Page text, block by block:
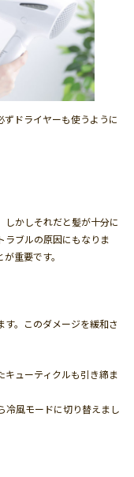
ドライヤーも使うように
しかしそれだと髪が十分に
ラブルの原因にもなりま
重要です。
す。このダメージを緩和さ
キューティクルも引き締ま
冷風モードに切り替えまし